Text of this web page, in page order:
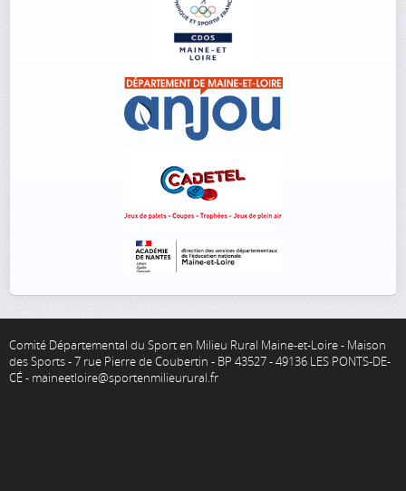
Comité Départemental du Sport en Milieu Rural Maine-et-Loire - Maison
des Sports - 7 rue Pierre de Coubertin - BP 43527 - 49136 LES PONTS-DE-
CÉ - maineetloire@sportenmilieurural.fr